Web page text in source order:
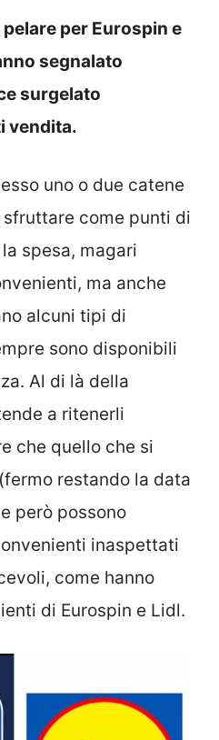
per Eurospin e
segnalato
surgelato
vendita.
uno o due catene
come punti di
spesa, magari
ma anche
alcuni tipi di
sono disponibili
Al di là della
a ritenerli
che quello che si
restando la data
però possono
inaspettati
come hanno
di Eurospin e Lidl.